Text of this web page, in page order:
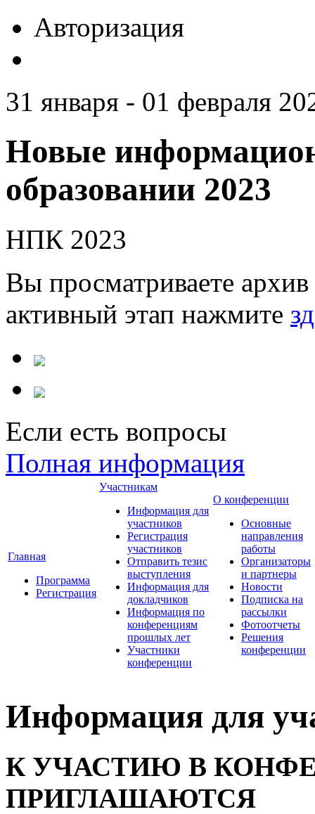
Авторизация
31 января - 01 февраля
Новые
образовании 2023
НПК 2023
Вы просматриваете
активный этап нажмите
Если есть вопросы
Полная информация
Главная
Программа
Регистрация
Участникам
Информация для
участников
Регистрация
участников
Отправить тезис
выступления
Информация для
докладчиков
Информация по
конференциям
прошлых лет
Участники
конференции
О конференции
Основные
направления
работы
Организаторы
и партнеры
Новости
Подписка на
рассылки
Фотоотчеты
Решения
конференции
Информация для
К УЧАСТИЮ В
ПРИГЛАШАЮТСЯ